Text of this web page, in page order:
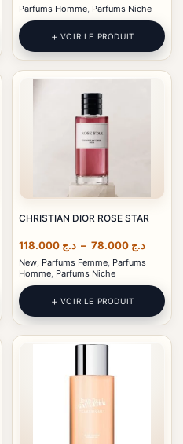
122.000
à
Parfums Homme, Parfums Niche
VOIR LE PRODUIT
د.ج 29.500
CHRISTIAN DIOR ROSE STAR
د.ج – د.ج
Plage
د.ج 78.000
New, Parfums Femme, Parfums
Homme, Parfums Niche
VOIR LE PRODUIT